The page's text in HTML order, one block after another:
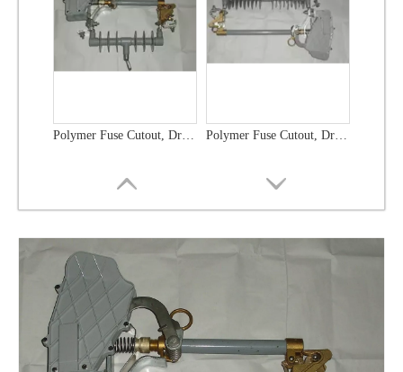
Polymer Fuse Cutout, Drop out Fuses 12 Kv 100A Polymer Fuse Cutout, Drop out Fuses 12 Kv 200A